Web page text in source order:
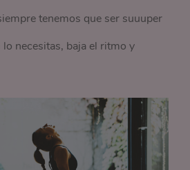
tenemos que ser suuuper
necesitas, baja el ritmo y